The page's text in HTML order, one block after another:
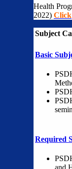
Health
2022) Click
Subject
Basic
Required